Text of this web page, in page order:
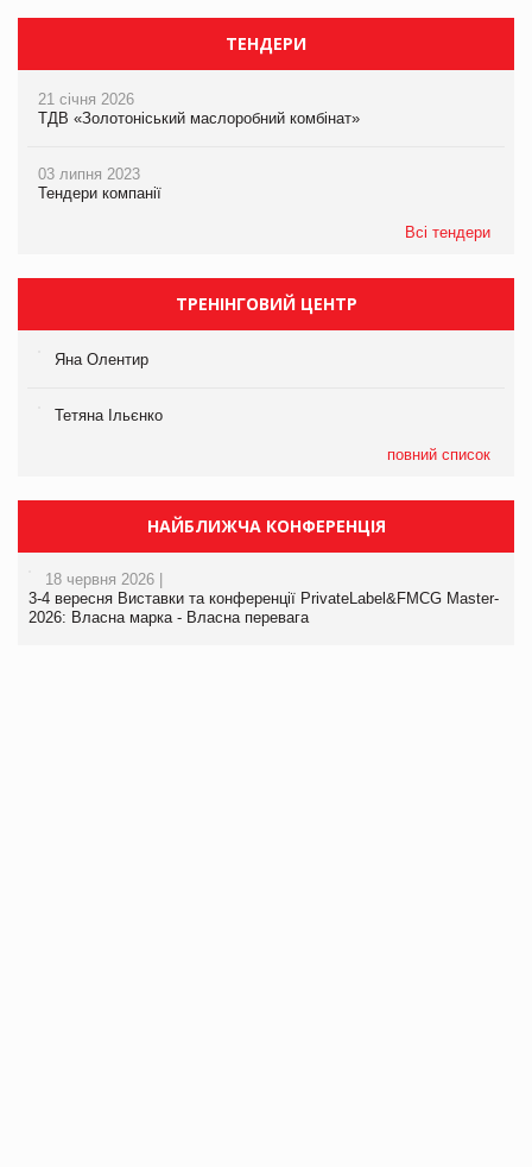
ТЕНДЕРИ
21 січня 2026
ТДВ «Золотоніський маслоробний комбінат»
03 липня 2023
Тендери компанії
Всі тендери
ТРЕНІНГОВИЙ ЦЕНТР
Яна Олентир
Тетяна Ільєнко
повний список
НАЙБЛИЖЧА КОНФЕРЕНЦІЯ
18 червня 2026 |
3-4 вересня Виставки та конференції PrivateLabel&FMCG Master-
2026: Власна марка - Власна перевага